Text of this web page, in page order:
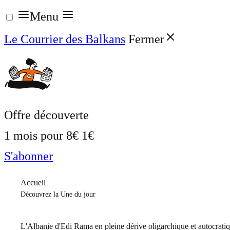
Aller
au
contenu
Menu
Le Courrier des Balkans Fermer
Offre découverte
1 mois pour 8€ 1€
S'abonner
Accueil
Découvrez la Une du jour
L'Albanie d'Edi Rama en pleine dérive oligarchique et